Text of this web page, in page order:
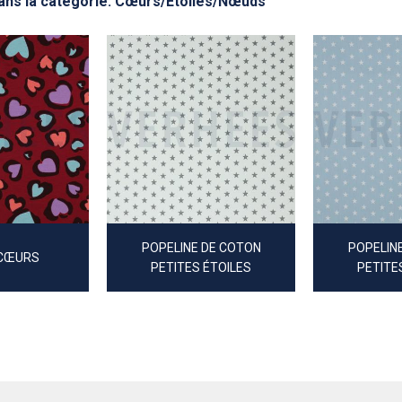
POPELINE DE COTON
PETITES ÉTOILES